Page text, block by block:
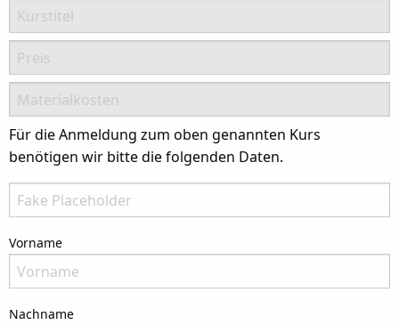
Kurstitel
Preis
Materialkosten
Für die Anmeldung zum oben genannten Kurs
benötigen wir bitte die folgenden Daten.
There is no need to fill in this field
Vorname
Nachname